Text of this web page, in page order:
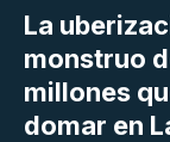
La
monstruo
millones
domar en